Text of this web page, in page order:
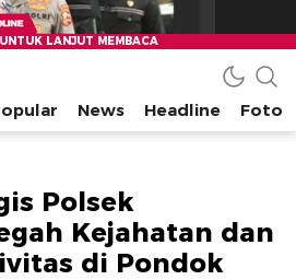
News Headline Foto
Polsek
Kejahatan dan
di Pondok